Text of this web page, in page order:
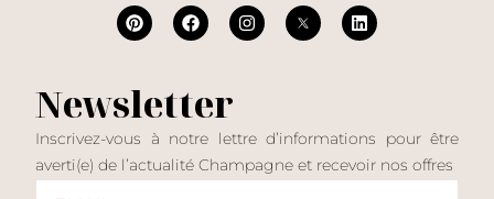
Newsletter
Inscrivez-vous à notre lettre d’informations pour être
averti(e) de l’actualité Champagne et recevoir nos offres